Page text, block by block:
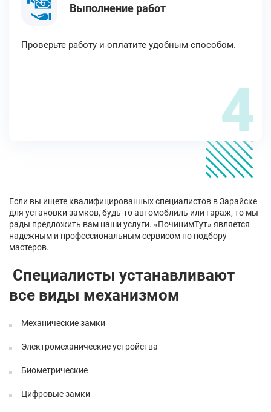
Выполнение работ
Проверьте работу и оплатите удобным способом.
4
Если вы ищете квалифицированных специалистов в Зарайске
для установки замков, будь-то автомоблиль или гараж, то мы
рады предложить вам наши услуги. «ПочинимТут» является
надежным и профессиональным сервисом по подбору
мастеров.
Специалисты устанавливают
все виды механизмом
Механические замки
Электромеханические устройства
Биометрические
Цифровые замки